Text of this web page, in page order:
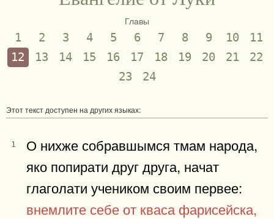
Главы
1 2 3 4 5 6 7 8 9 10
11
12
13 14 15 16 17 18 19 20 21
22
23
24
Этот текст доступен на других языках:
1
О нихже собравшымся тмам народа,
яко попирати друг друга, начат
глаголати учеником своим первее:
внемлите себе от кваса фарисейска,